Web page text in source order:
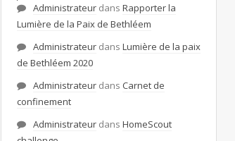
Administrateur dans Rapporter la
Lumière de la Paix de Bethléem
Administrateur dans Lumière de la paix
de Bethléem 2020
Administrateur dans Carnet de
confinement
Administrateur dans HomeScout